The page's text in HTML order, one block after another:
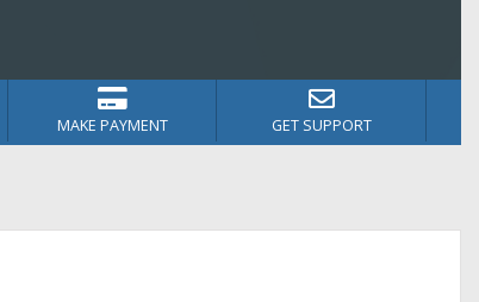
MAKE PAYMENT GET SUPPORT